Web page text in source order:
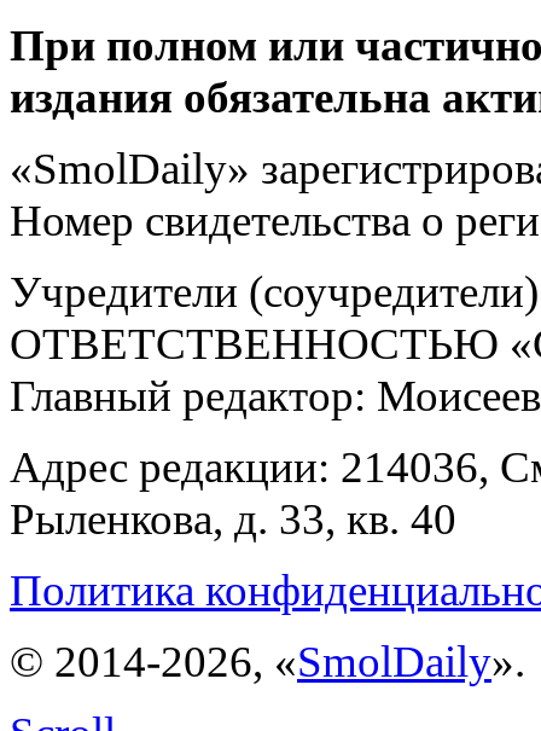
При полном или
издания обязательна
«SmolDaily»
Номер свидетельства о
Учредители
ОТВЕТСТВЕННОСТЬЮ
Главный редактор:
Адрес редакции: 214036,
Рыленкова, д. 33, кв. 40
Политика
© 2014-2026, «SmolDaily».